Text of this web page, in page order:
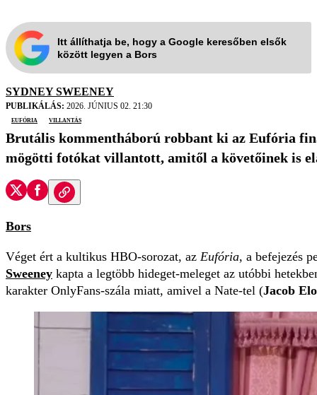
Itt állíthatja be, hogy a Google keresőben elsők
között legyen a Bors
SYDNEY SWEENEY
PUBLIKÁLÁS: 2026. JÚNIUS 02. 21:30
Eufória
villantás
Brutális kommentháború robbant ki az Eufória
mögötti fotókat villantott, amitől a követőinek is
Bors
Véget ért a kultikus HBO-sorozat, az Eufória, a befejezés
Sweeney kapta a legtöbb hideget-meleget az utóbbi
karakter OnlyFans-szála miatt, amivel a Nate-tel (Jacob